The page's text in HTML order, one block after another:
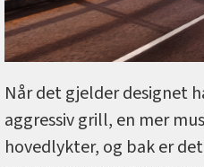
Når det gjelder designet
aggressiv grill, en mer
hovedlykter, og bak er